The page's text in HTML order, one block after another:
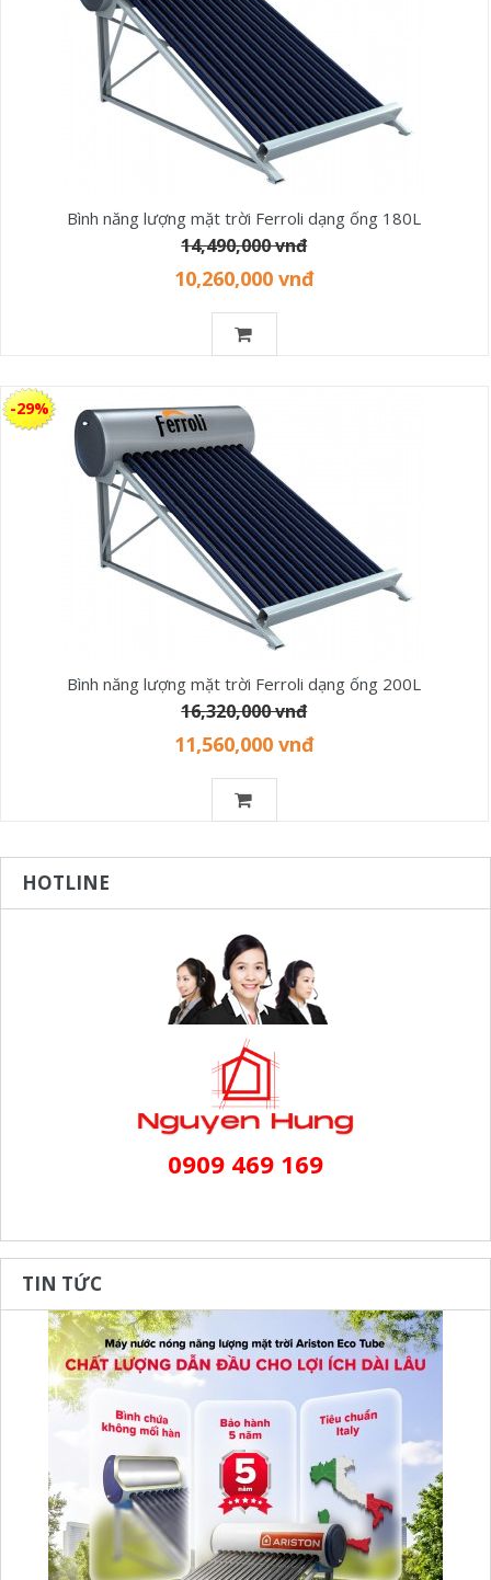
Bình năng lượng mặt trời Ferroli dạng ống 180L
14,490,000 vnđ
10,260,000 vnđ
Bình năng lượng mặt trời Ferroli dạng ống 200L
16,320,000 vnđ
11,560,000 vnđ
-29%
HOTLINE
0909 469 169
TIN TỨC